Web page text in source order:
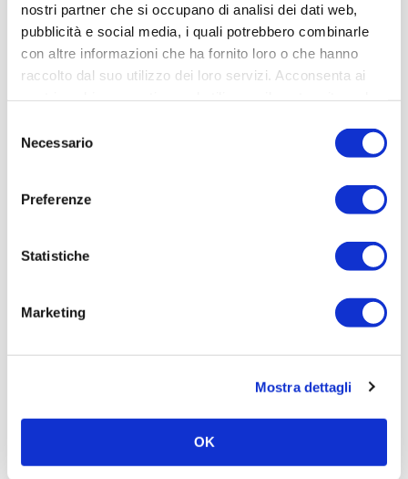
nostri partner che si occupano di analisi dei dati web,
pubblicità e social media, i quali potrebbero combinarle
con altre informazioni che ha fornito loro o che hanno
raccolto dal suo utilizzo dei loro servizi. Acconsenta ai
delNecessario
Preferenze
Statistiche
Marketing
Mostra dettagli
OK
Elkron Pro // Touch Screen e Switch PoE per il
Leggi articolo